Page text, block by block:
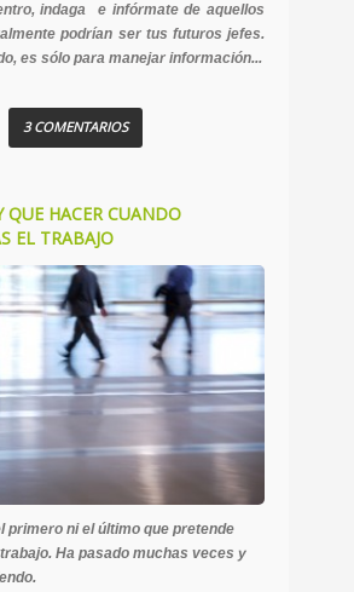
indaga e infórmate de aquellos
podrían ser tus futuros jefes.
es sólo para manejar información...
3 COMENTARIOS
QUE HACER CUANDO
EL TRABAJO
primero ni el último que pretende
Ha pasado muchas veces y